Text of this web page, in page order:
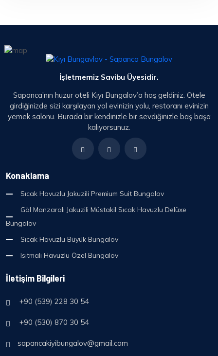
İşletmemiz Savibu Üyesidir.
Sapanca’nın huzur oteli Kıyı Bungalov’a hoş geldiniz. Otele
girdiğinizde sizi karşılayan yol evinizin yolu, restoranı evinizin
yemek salonu. Burada bir kendinizle bir sevdiğinizle baş başa
kalıyorsunuz.
Konaklama
Sıcak Havuzlu Jakuzili Premium Suit Bungalov
Göl Manzaralı Jakuzili Müstakil Sıcak Havuzlu Delüxe
Bungalov
Sıcak Havuzlu Büyük Bungalov
Isıtmalı Havuzlu Özel Bungalov
İletişim Bilgileri
+90 (539) 228 30 54
+90 (530) 870 30 54
sapancakiyibungalov@gmail.com